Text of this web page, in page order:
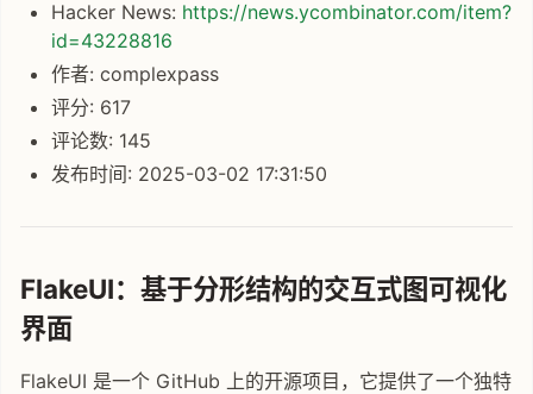
Hacker News: https://news.ycombinator.com/item?
id=43228816
作者: complexpass
评分: 617
评论数: 145
发布时间: 2025-03-02 17:31:50
FlakeUI：基于分形结构的交互式图可视化
界面
FlakeUI 是一个 GitHub 上的开源项目，它提供了一个独特